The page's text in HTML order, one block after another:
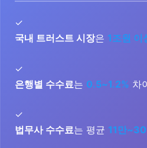
✓
국내 트러스트 시장은 1조원
✓
은행별 수수료는 0.5~1.2% 차
✓
법무사 수수료는 평균 11만